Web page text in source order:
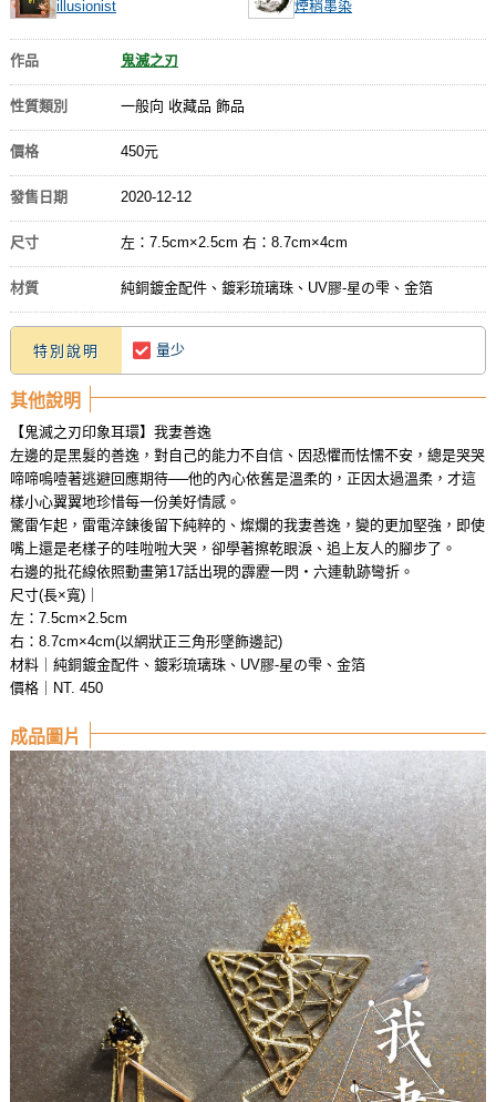
illusionist 煙稍墨染
作品 鬼滅之刃
性質類別 一般向 收藏品 飾品
價格 450元
發售日期 2020-12-12
尺寸 左：7.5cm×2.5cm 右：8.7cm×4cm
材質 純銅鍍金配件、鍍彩琉璃珠、UV膠-星の雫、金箔
特別說明 量少
其他說明
【鬼滅之刃印象耳環】我妻善逸
左邊的是黑髮的善逸，對自己的能力不自信、因恐懼而怯懦不安，總是哭哭
啼啼嗚噎著逃避回應期待──他的內心依舊是溫柔的，正因太過溫柔，才這
樣小心翼翼地珍惜每一份美好情感。
驚雷乍起，雷電淬鍊後留下純粹的、燦爛的我妻善逸，變的更加堅強，即使
嘴上還是老樣子的哇啦啦大哭，卻學著擦乾眼淚、追上友人的腳步了。
右邊的批花線依照動畫第17話出現的霹靂一閃‧六連軌跡彎折。
尺寸(長×寬)｜
左：7.5cm×2.5cm
右：8.7cm×4cm(以網狀正三角形墜飾邊記)
材料｜純銅鍍金配件、鍍彩琉璃珠、UV膠-星の雫、金箔
價格｜NT. 450
成品圖片